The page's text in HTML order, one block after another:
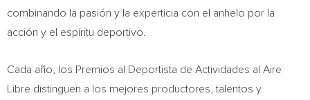
combinando la pasión y la experticia con el anhelo por la
acción y el espíritu deportivo.
Cada año, los Premios al Deportista de Actividades al Aire
Libre distinguen a los mejores productores, talentos y